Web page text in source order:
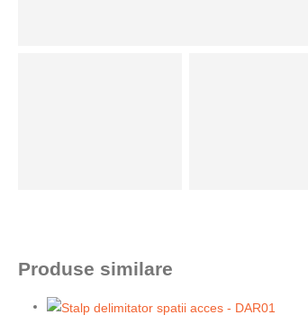
Produse similare